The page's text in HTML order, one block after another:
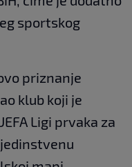
sportskog
priznanje
klub koji je
Ligi prvaka za